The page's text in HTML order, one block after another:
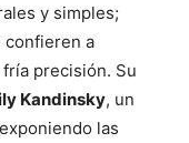
y simples;
confieren a
precisión. Su
Kandinsky, un
exponiendo las